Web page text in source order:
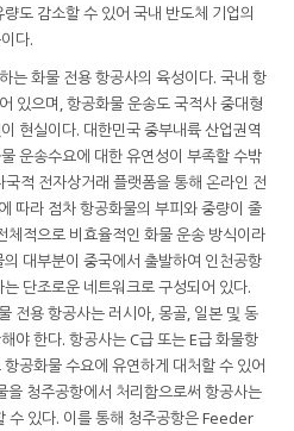
도 감소할 수 있어 국내 반도체 기업의
다.
는 화물 전용 항공사의 육성이다. 국내 항
있으며, 항공화물 운송도 국적사 중대형
현실이다. 대한민국 중부내륙 산업권역
운송수요에 대한 유연성이 부족할 수밖
적 전자상거래 플랫폼을 통해 온라인 전
따라 점차 항공화물의 부피와 중량이 줄
체적으로 비효율적인 화물 운송 방식이라
대부분이 중국에서 출발하여 인천공항
단조로운 네트워크로 구성되어 있다.
전용 항공사는 러시아, 몽골, 일본 및 동
야 한다. 항공사는 C급 또는 E급 화물항
공화물 수요에 유연하게 대처할 수 있어
을 청주공항에서 처리함으로써 항공사는
수 있다. 이를 통해 청주공항은 Feeder